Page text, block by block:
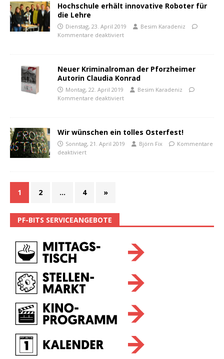
Hochschule erhält innovative Roboter für
die Lehre
Dienstag, 23. April 2019
Besim Karadeniz
Kommentare deaktiviert
Neuer Kriminalroman der Pforzheimer
Autorin Claudia Konrad
Montag, 22. April 2019
Besim Karadeniz
Kommentare deaktiviert
Wir wünschen ein tolles Osterfest!
Sonntag, 21. April 2019 Björn Fix
Kommentare
deaktiviert
1 2 … 4 »
PF-BITS SERVICEANGEBOTE